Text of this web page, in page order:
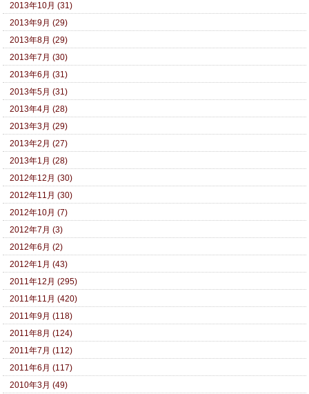
2013年10月 (31)
2013年9月 (29)
2013年8月 (29)
2013年7月 (30)
2013年6月 (31)
2013年5月 (31)
2013年4月 (28)
2013年3月 (29)
2013年2月 (27)
2013年1月 (28)
2012年12月 (30)
2012年11月 (30)
2012年10月 (7)
2012年7月 (3)
2012年6月 (2)
2012年1月 (43)
2011年12月 (295)
2011年11月 (420)
2011年9月 (118)
2011年8月 (124)
2011年7月 (112)
2011年6月 (117)
2010年3月 (49)